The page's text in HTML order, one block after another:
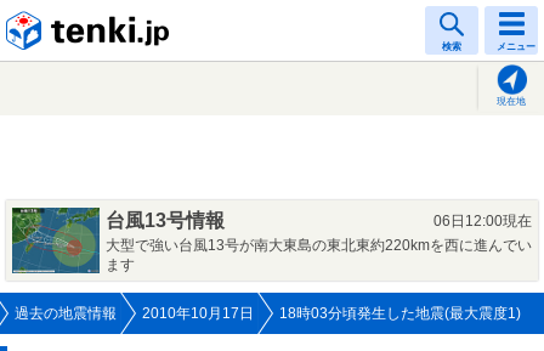
検索 メニュー
現在地
台風13号情報
06日12:00現在
大型で強い台風13号が南大東島の東北東約220kmを西に進んでい
ます
過去の地震情報 2010年10月17日 18時03分頃発生した地震(最大震度1)